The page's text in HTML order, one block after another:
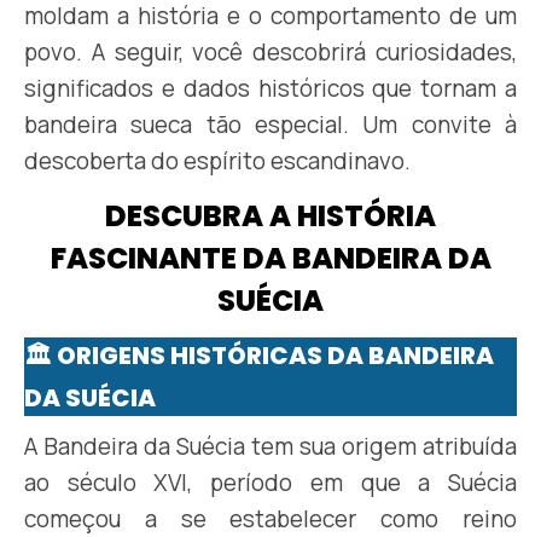
moldam a história e o comportamento de um
povo. A seguir, você descobrirá curiosidades,
significados e dados históricos que tornam a
bandeira sueca tão especial. Um convite à
descoberta do espírito escandinavo.
DESCUBRA A HISTÓRIA
FASCINANTE DA BANDEIRA DA
SUÉCIA
🏛️ ORIGENS HISTÓRICAS DA BANDEIRA
DA SUÉCIA
A Bandeira da Suécia tem sua origem atribuída
ao século XVI, período em que a Suécia
começou a se estabelecer como reino